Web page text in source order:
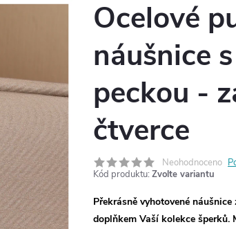
Ocelové
náušnice
peckou -
čtverce
Neohodnoceno
Kód produktu: Zvolte variantu
Překrásně vyhotovené
doplňkem Vaší kolekce šperků.